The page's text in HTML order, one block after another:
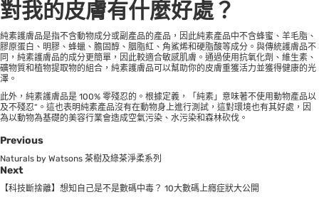
對我的皮膚有什麼好處？
純素護膚品是指不含動物成分或副產品的產品，因此純素產品中不含蜂蜜、羊毛脂、
膠原蛋白、明膠、蜂蠟、膽固醇、胭脂紅、角鯊烯和硬脂酸等成分。與傳統護膚品不
同，純素護膚品的成分更簡單，因此較適合敏感肌膚。通過使用抗氧化劑、維生素、
礦物質和植物提取物的組合，純素護膚品可以幫助你的皮膚重獲活力並獲得健康的光
澤。
此外，純素護膚品是 100% 零殘忍的。根據定義，「純素」意味著不使用動物產品以
及不殘忍”。這也表明純素產品沒有在動物身上進行測試，這對環境也有其好處，因
為以動物為基礎的美容行業會造成空氣污染、水污染和森林砍伐。
Previous
Naturals by Watsons 茶樹及綠茶淨柔系列
Next
【科技斷捨離】想知自己是不是數碼中毒？ 10大數碼上癮症狀大公開